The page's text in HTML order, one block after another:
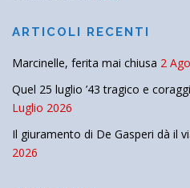
ARTICOLI RECENTI
Marcinelle, ferita mai chiusa 2
Quel 25 luglio ’43 tragico e
Luglio 2026
Il giuramento di De Gasperi dà il
2026